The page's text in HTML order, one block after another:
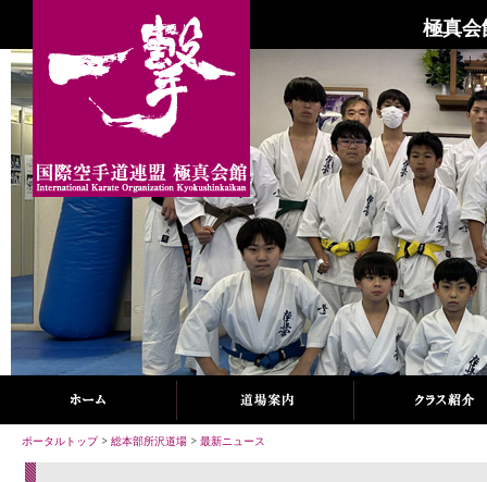
極真会
ポータルトップ> 総本部所沢道場 > 最新ニュース